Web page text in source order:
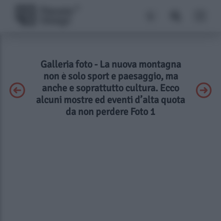
Galleria foto - La nuova montagna
non è solo sport e paesaggio, ma
anche e soprattutto cultura. Ecco
alcuni mostre ed eventi d’alta quota
da non perdere Foto 1